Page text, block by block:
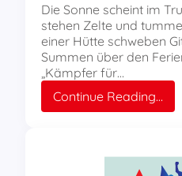
Die Sonne scheint im
stehen Zelte und
einer Hütte schweben
Summen über den
„Kämpfer für…
Continue Reading…